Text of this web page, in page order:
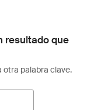
resultado que
otra palabra clave.